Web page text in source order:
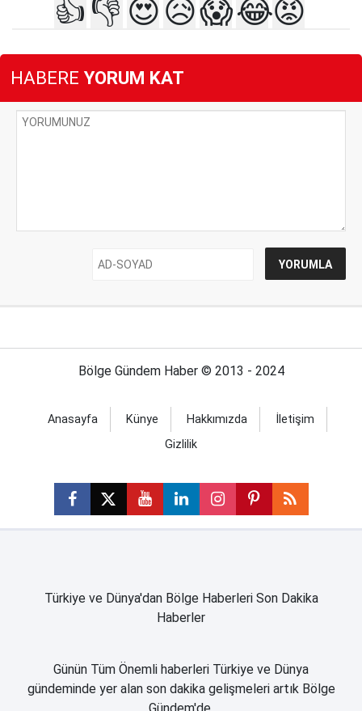
👍 👎 😍😥😱😂😡
HABERE YORUM KAT
Bölge Gündem Haber © 2013 - 2024
Anasayfa Künye Hakkımızda
İletişim
Gizlilik
Türkiye ve Dünya'dan Bölge Haberleri Son Dakika
Haberler
Günün Tüm Önemli haberleri Türkiye ve Dünya
gündeminde yer alan son dakika gelişmeleri artık Bölge